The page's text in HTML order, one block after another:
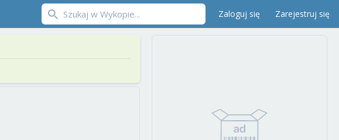
Zaloguj się Zarejestruj się